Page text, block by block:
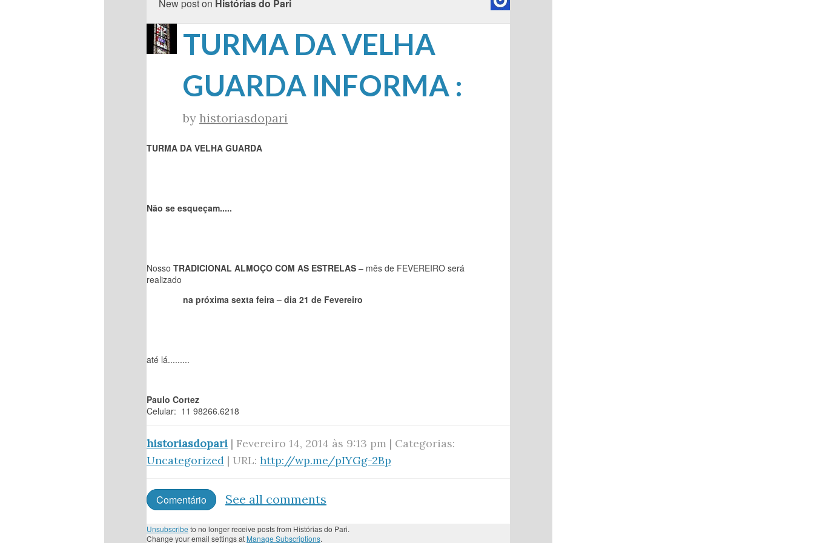
New post on Histórias do Pari
TURMA DA VELHA
GUARDA INFORMA :
by historiasdopari
TURMA DA VELHA GUARDA
Não se esqueçam.....
Nosso TRADICIONAL ALMOÇO COM AS ESTRELAS – mês de FEVEREIRO será
realizado
na próxima sexta feira – dia 21 de Fevereiro
até lá.........
Paulo Cortez
Celular: 11 98266.6218
historiasdopari | Fevereiro 14, 2014 às 9:13 pm | Categorias:
Uncategorized | URL: http://wp.me/pIYGg-2Bp
Comentário See all comments
Unsubscribe to no longer receive posts from Histórias do Pari.
Change your email settings at Manage Subscriptions.